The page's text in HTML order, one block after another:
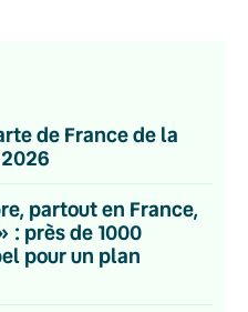
de France de la
partout en France,
: près de 1000
pour un plan